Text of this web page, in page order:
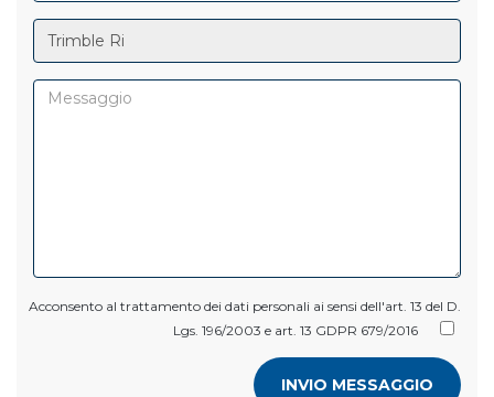
Acconsento al trattamento dei dati personali ai sensi dell'art. 13 del D.
Lgs. 196/2003 e art. 13 GDPR 679/2016
INVIO MESSAGGIO